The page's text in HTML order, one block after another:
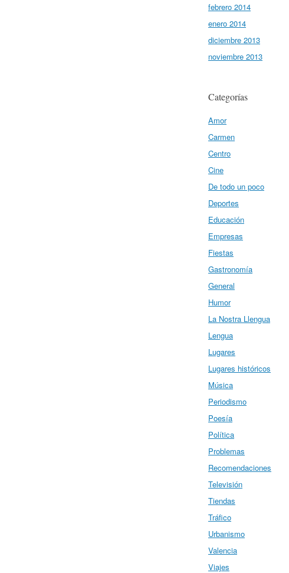
febrero 2014
enero 2014
diciembre 2013
noviembre 2013
Categorías
Amor
Carmen
Centro
Cine
De todo un poco
Deportes
Educación
Empresas
Fiestas
Gastronomía
General
Humor
La Nostra Llengua
Lengua
Lugares
Lugares históricos
Música
Periodismo
Poesía
Política
Problemas
Recomendaciones
Televisión
Tiendas
Tráfico
Urbanismo
Valencia
Viajes